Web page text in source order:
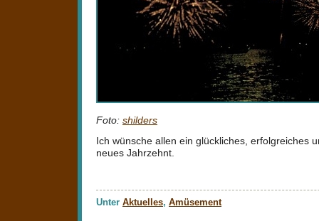
Foto: shilders
Ich wünsche allen ein glückliches, erfolgreiches
neues Jahrzehnt.
Unter Aktuelles, Amüsement